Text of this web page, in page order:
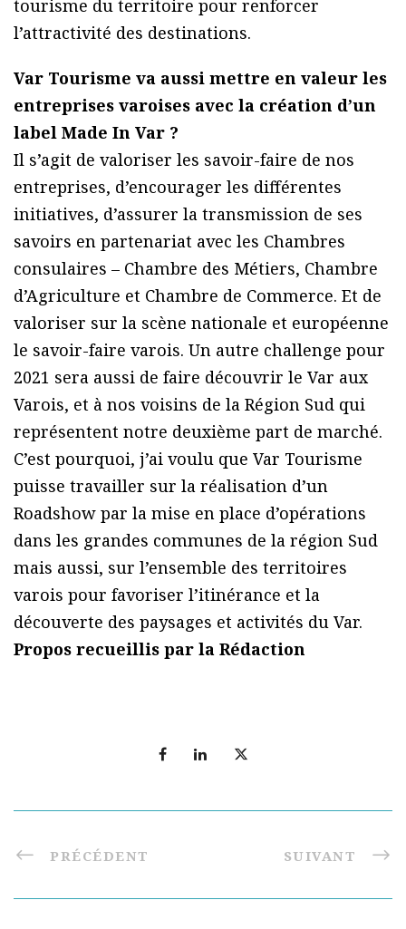
tourisme du territoire pour renforcer
l’attractivité des destinations.
Var Tourisme va aussi mettre en valeur les
entreprises varoises avec la création d’un
label Made In Var ?
Il s’agit de valoriser les savoir-faire de nos
entreprises, d’encourager les différentes
initiatives, d’assurer la transmission de ses
savoirs en partenariat avec les Chambres
consulaires – Chambre des Métiers, Chambre
d’Agriculture et Chambre de Commerce. Et de
valoriser sur la scène nationale et européenne
le savoir-faire varois. Un autre challenge pour
2021 sera aussi de faire découvrir le Var aux
Varois, et à nos voisins de la Région Sud qui
représentent notre deuxième part de marché.
C’est pourquoi, j’ai voulu que Var Tourisme
puisse travailler sur la réalisation d’un
Roadshow par la mise en place d’opérations
dans les grandes communes de la région Sud
mais aussi, sur l’ensemble des territoires
varois pour favoriser l’itinérance et la
découverte des paysages et activités du Var.
Propos recueillis par la Rédaction
PRÉCÉDENT SUIVANT